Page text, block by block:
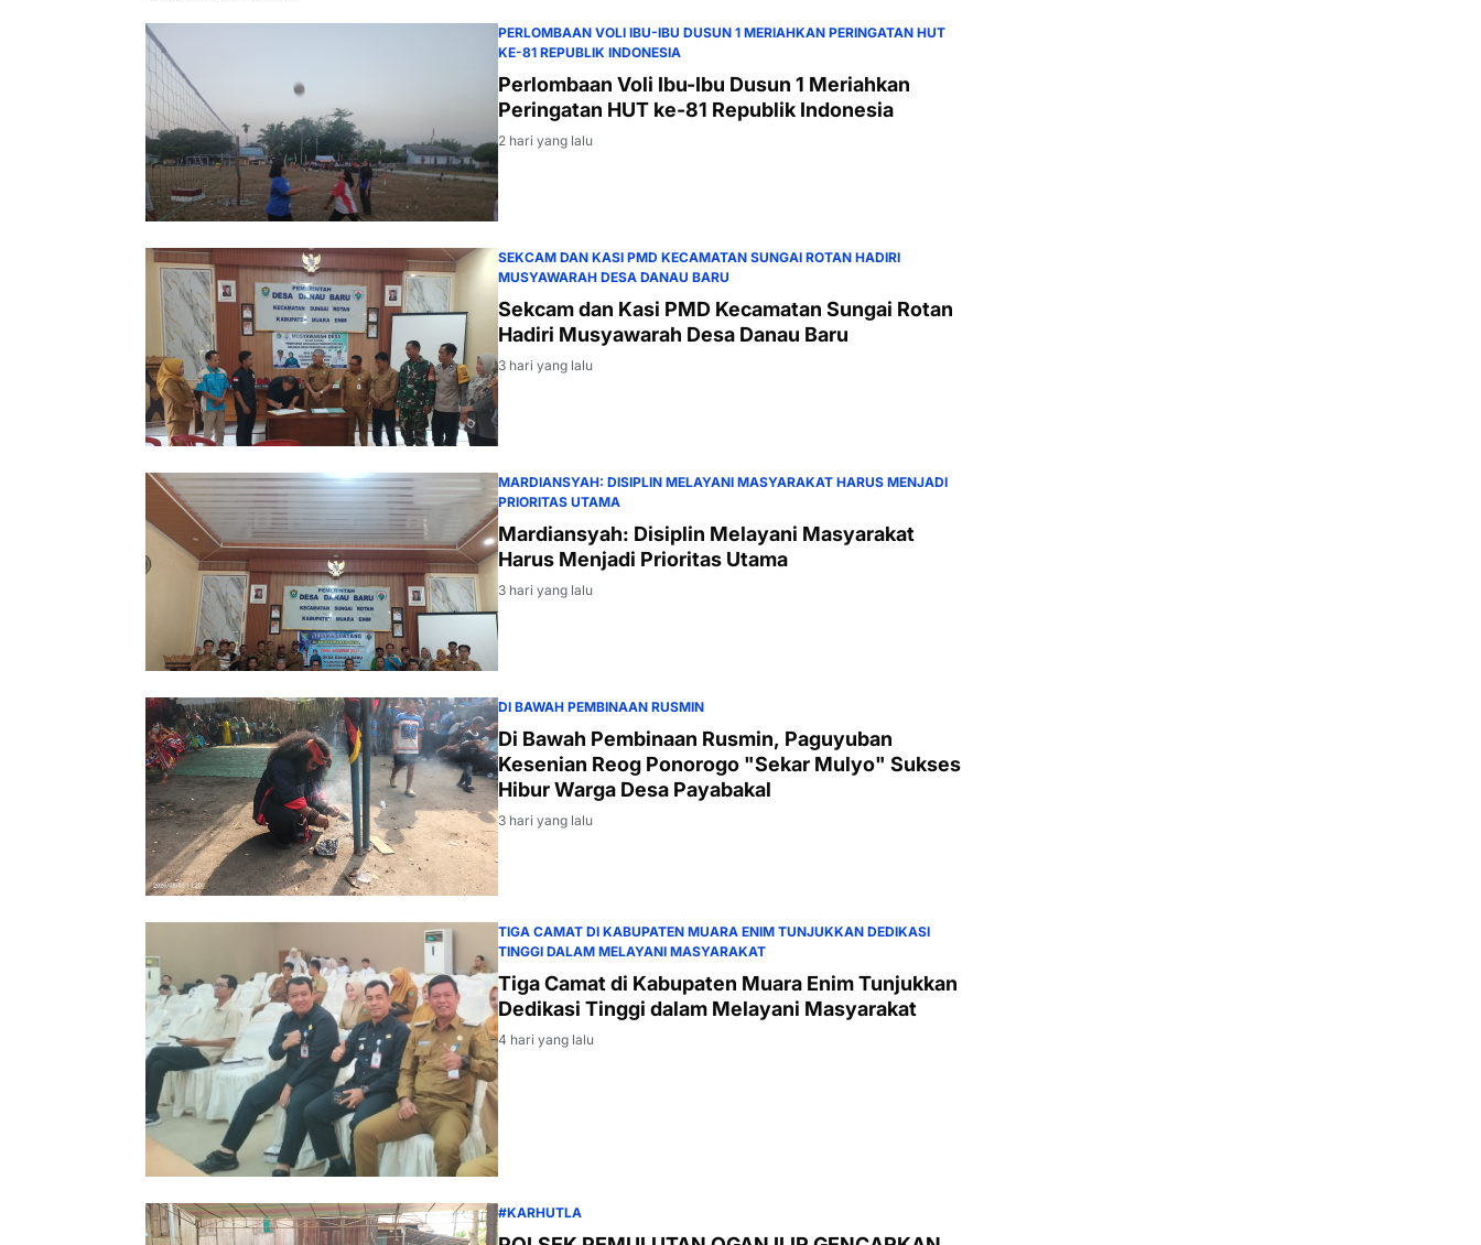
PERLOMBAAN VOLI IBU-IBU DUSUN 1 MERIAHKAN PERINGATAN HUT
KE-81 REPUBLIK INDONESIA
Perlombaan Voli Ibu-Ibu Dusun 1 Meriahkan
Peringatan HUT ke-81 Republik Indonesia
2 hari yang lalu
SEKCAM DAN KASI PMD KECAMATAN SUNGAI ROTAN HADIRI
MUSYAWARAH DESA DANAU BARU
Sekcam dan Kasi PMD Kecamatan Sungai Rotan
Hadiri Musyawarah Desa Danau Baru
3 hari yang lalu
MARDIANSYAH: DISIPLIN MELAYANI MASYARAKAT HARUS MENJADI
PRIORITAS UTAMA
Mardiansyah: Disiplin Melayani Masyarakat
Harus Menjadi Prioritas Utama
3 hari yang lalu
DI BAWAH PEMBINAAN RUSMIN
Di Bawah Pembinaan Rusmin, Paguyuban
Kesenian Reog Ponorogo "Sekar Mulyo" Sukses
Hibur Warga Desa Payabakal
3 hari yang lalu
TIGA CAMAT DI KABUPATEN MUARA ENIM TUNJUKKAN DEDIKASI
TINGGI DALAM MELAYANI MASYARAKAT
Tiga Camat di Kabupaten Muara Enim Tunjukkan
Dedikasi Tinggi dalam Melayani Masyarakat
4 hari yang lalu
#KARHUTLA